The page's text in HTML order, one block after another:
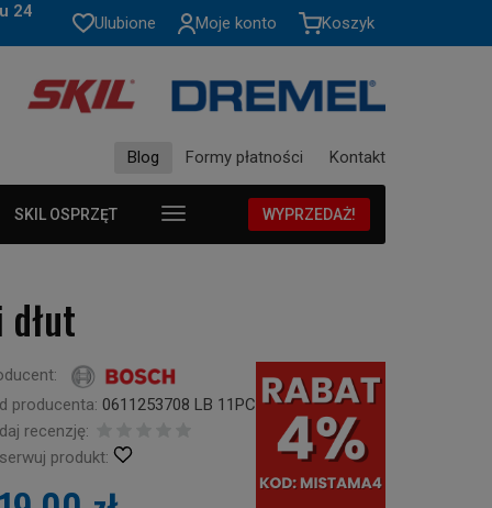
24
Ulubione Moje konto Koszyk
Blog Formy płatności Kontakt
SKIL OSPRZĘT WYPRZEDAŻ!
dłut
producenta: 0611253708 LB 11PC
recenzję:
produkt: